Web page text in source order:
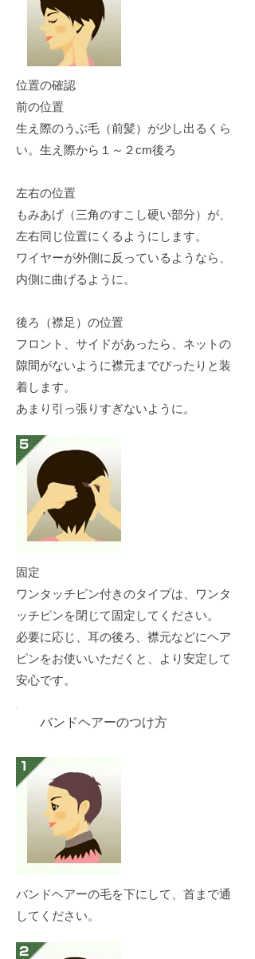
位置の確認
前の位置
生え際のうぶ毛（前髪）が少し出るくら
い。生え際から１～２cm後ろ
左右の位置
もみあげ（三角のすこし硬い部分）が、
左右同じ位置にくるようにします。
ワイヤーが外側に反っているようなら、
内側に曲げるように。
後ろ（襟足）の位置
フロント、サイドがあったら、ネットの
隙間がないように襟元までぴったりと装
着します。
あまり引っ張りすぎないように。
固定
ワンタッチピン付きのタイプは、ワンタ
ッチピンを閉じて固定してください。
必要に応じ、耳の後ろ、襟元などにヘア
ピンをお使いいただくと、より安定して
安心です。
バンドヘアーのつけ方
バンドヘアーの毛を下にして、首まで通
してください。